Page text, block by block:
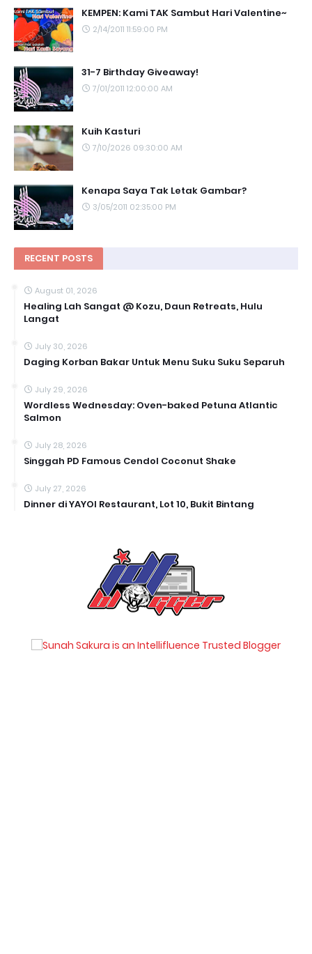
KEMPEN: Kami TAK Sambut Hari Valentine~
2/14/2011 11:59:00 PM
31-7 Birthday Giveaway!
7/01/2011 12:00:00 AM
Kuih Kasturi
7/10/2026 09:30:00 AM
Kenapa Saya Tak Letak Gambar?
3/05/2011 02:35:00 PM
RECENT POSTS
August 01, 2026
Healing Lah Sangat @ Kozu, Daun Retreats, Hulu
Langat
July 30, 2026
Daging Korban Bakar Untuk Menu Suku Suku Separuh
July 29, 2026
Wordless Wednesday: Oven-baked Petuna Atlantic
Salmon
July 28, 2026
Singgah PD Famous Cendol Coconut Shake
July 27, 2026
Dinner di YAYOI Restaurant, Lot 10, Bukit Bintang